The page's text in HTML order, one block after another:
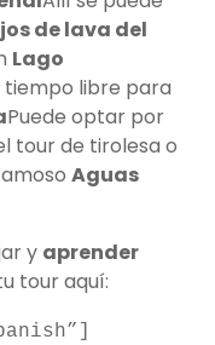
de lava del
Lago
tiempo libre para
Puede optar por
tour de tirolesa o
Aguas
y aprender
tour aquí: